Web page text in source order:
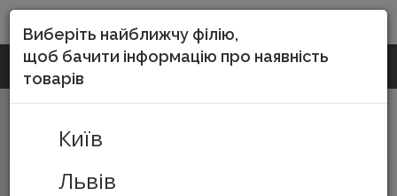
(067) 252-55-15
Виберіть найближчу філію,
щоб бачити інформацію про наявність
товарів
Київ
Львів